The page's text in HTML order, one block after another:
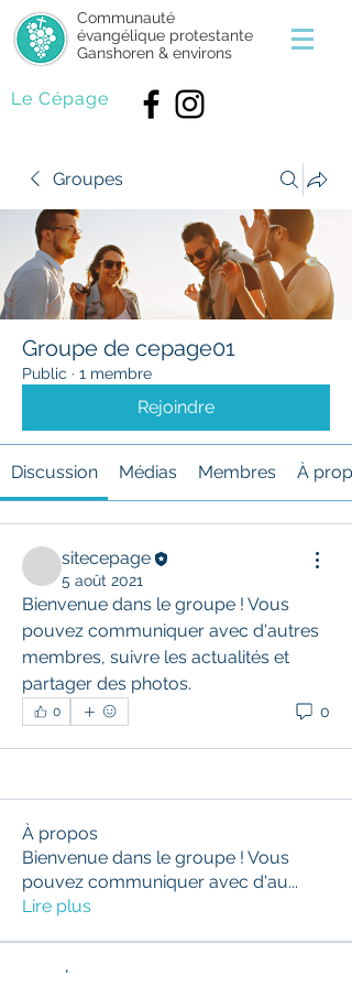
Communauté
évangélique protestante
Ganshoren & environs
Le Cépage
Groupes
Groupe de cepage01
Public · 1 membre
Rejoindre
Discussion Médias Membres À
sitecepage
5 août 2021
Bienvenue dans le groupe ! Vous
pouvez communiquer avec d'autres
membres, suivre les actualités et
partager des photos.
0 0
À propos
Bienvenue dans le groupe ! Vous
pouvez communiquer avec d'au...
Lire plus
membres